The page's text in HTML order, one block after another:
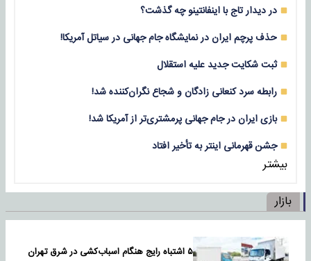
در دیدار تاج با اینفانتینو چه گذشت؟
حذف پرچم ایران در نمایشگاه جام جهانی در سیاتل آمریکا!
ثبت شکایت جدید علیه استقلال
رابطه سرد کنعانی زادگان و شجاع نگران‌کننده شد!
بازی‌ ایران در جام جهانی پرمشتری‌تر از آمریکا شد!
جشن قهرمانی اینتر به تأخیر افتاد
بیشتر
بازار
۵ اشتباه رایج هنگام اسباب‌کشی در شرق تهران